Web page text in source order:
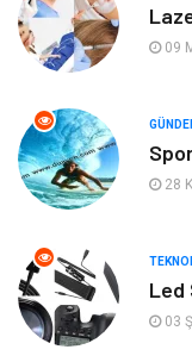
Keyif Hobi
Organizasyon
Bilgisayar &
Müzik
09
28
Led
03